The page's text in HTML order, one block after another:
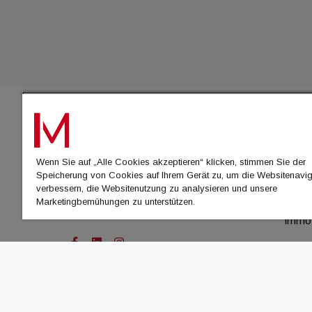
Wenn Sie auf „Alle Cookies akzeptieren“ klicken, stimmen Sie der
Speicherung von Cookies auf Ihrem Gerät zu, um die
verbessern, die Websitenutzung zu analysieren und unsere
Marketingbemühungen zu unterstützen.